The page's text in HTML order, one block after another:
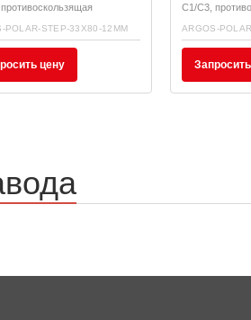
POLAR-STEP-33X80-12MM
цену
C1/C3,
ARGOS-